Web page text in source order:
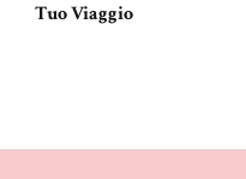
Tuo Viaggio